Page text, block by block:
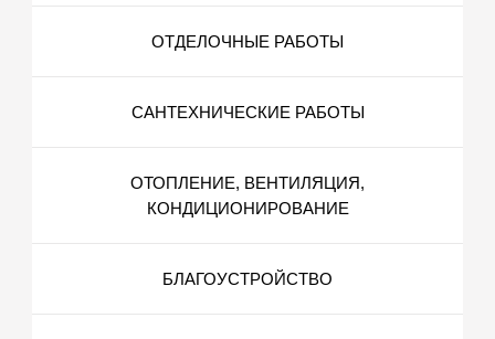
ОТДЕЛОЧНЫЕ РАБОТЫ
САНТЕХНИЧЕСКИЕ РАБОТЫ
ОТОПЛЕНИЕ, ВЕНТИЛЯЦИЯ,
КОНДИЦИОНИРОВАНИЕ
БЛАГОУСТРОЙСТВО